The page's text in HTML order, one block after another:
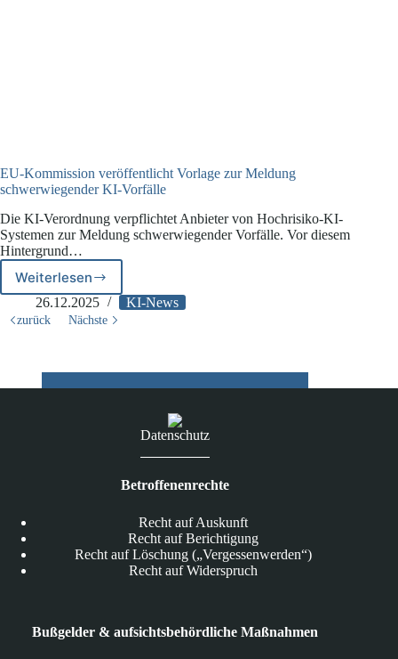
EU-Kommission veröffentlicht Vorlage zur Meldung
schwerwiegender KI-Vorfälle
Die KI-Verordnung verpflichtet Anbieter von Hochrisiko-KI-
Systemen zur Meldung schwerwiegender Vorfälle. Vor diesem
Hintergrund…
Weiterlesen
EU-
Kommission
veröffentlicht
Meldung
schwerwiegender
26.12.2025 KI-News
zurück Nächste
Datenschutz
Betroffenenrechte
Recht auf Auskunft
Recht auf Berichtigung
Recht auf Löschung („Vergessenwerden“)
Recht auf Widerspruch
Bußgelder & aufsichtsbehördliche Maßnahmen